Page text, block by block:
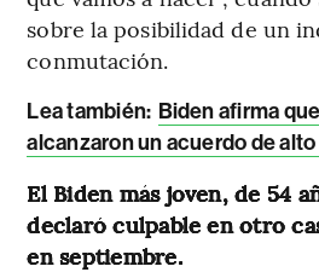
sobre la posibilidad de un
conmutación.
Lea también: Biden afirma
alcanzaron un acuerdo de
El Biden más joven, de 54
declaró culpable en otro
en septiembre.